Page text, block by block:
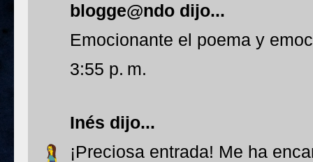
blogge@ndo dijo...
Emocionante el poema y
3:55 p. m.
Inés dijo...
¡Preciosa entrada! Me ha